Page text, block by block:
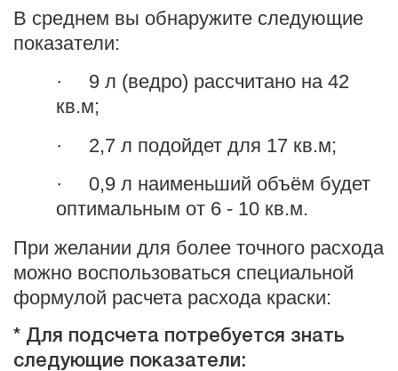
В среднем вы обнаружите следующие
показатели:
· 9 л (ведро) рассчитано на 42
кв.м;
· 2,7 л подойдет для 17 кв.м;
· 0,9 л наименьший объём будет
оптимальным от 6 - 10 кв.м.
При желании для более точного расхода
можно воспользоваться специальной
формулой расчета расхода краски:
* Для подсчета потребуется знать
следующие показатели: